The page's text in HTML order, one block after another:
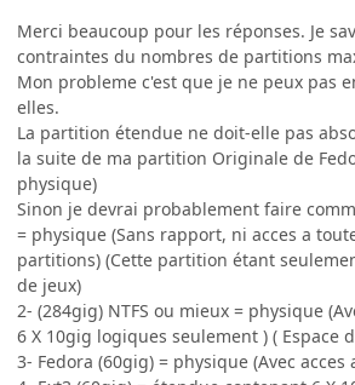
Merci beaucoup pour les réponses. Je
contraintes du nombres de partitions
Mon probleme c'est que je ne peux pas
elles.
La partition étendue ne doit-elle pas
la suite de ma partition Originale de
physique)
Sinon je devrai probablement faire
= physique (Sans rapport, ni acces a
partitions) (Cette partition étant
de jeux)
2- (284gig) NTFS ou mieux = physique
6 X 10gig logiques seulement ) ( Espace
3- Fedora (60gig) = physique (Avec acces